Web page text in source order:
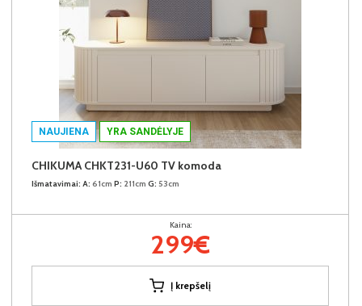
NAUJIENA YRA SANDĖLYJE
CHIKUMA CHKT231-U60 TV komoda
Išmatavimai: A: 61cm P: 211cm G: 53cm
Kaina:
299€
Į krepšelį